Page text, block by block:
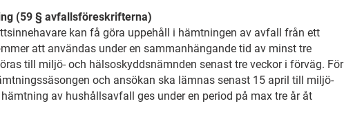
(59 § avfallsföreskrifterna)
kan få göra uppehåll i hämtningen av avfall från ett
att användas under en sammanhängande tid av minst tre
till miljö- och hälsoskyddsnämnden senast tre veckor i förväg. För
och ansökan ska lämnas senast 15 april till miljö-
av hushållsavfall ges under en period på max tre år åt